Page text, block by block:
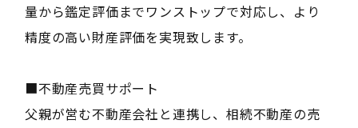
量から鑑定評価までワンストップで対応し、より
精度の高い財産評価を実現致します。
■不動産売買サポート
父親が営む不動産会社と連携し、相続不動産の売